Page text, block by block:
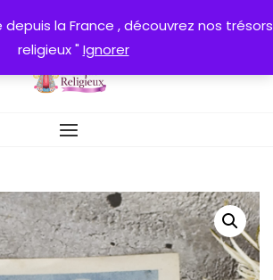
depuis la France , découvrez nos trésors
religieux " Ignorer